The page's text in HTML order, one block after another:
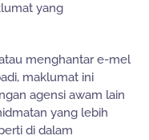
yang
menghantar e-mel
maklumat ini
agensi awam lain
yang lebih
di dalam